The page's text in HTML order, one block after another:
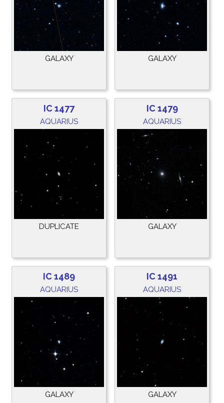
GALAXY GALAXY
IC 1477
AQUARIUS
DUPLICATE
IC 1479
AQUARIUS
GALAXY
IC 1489
AQUARIUS
GALAXY
IC 1491
AQUARIUS
GALAXY